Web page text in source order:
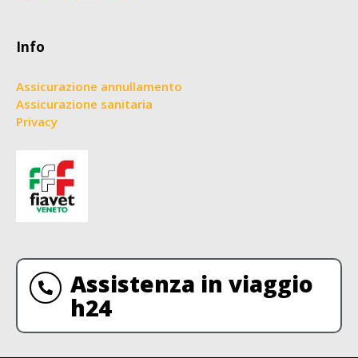
Info
Assicurazione annullamento
Assicurazione sanitaria
Privacy
Assistenza in viaggio
h24